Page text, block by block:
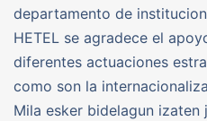
departamento de
HETEL se agradece el
diferentes actuaciones
como son la
Mila esker bidelagun izaten